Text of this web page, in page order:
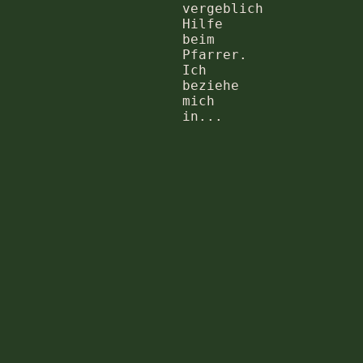
vergeblich
Hilfe
beim
Pfarrer.
Ich
beziehe
mich
in...